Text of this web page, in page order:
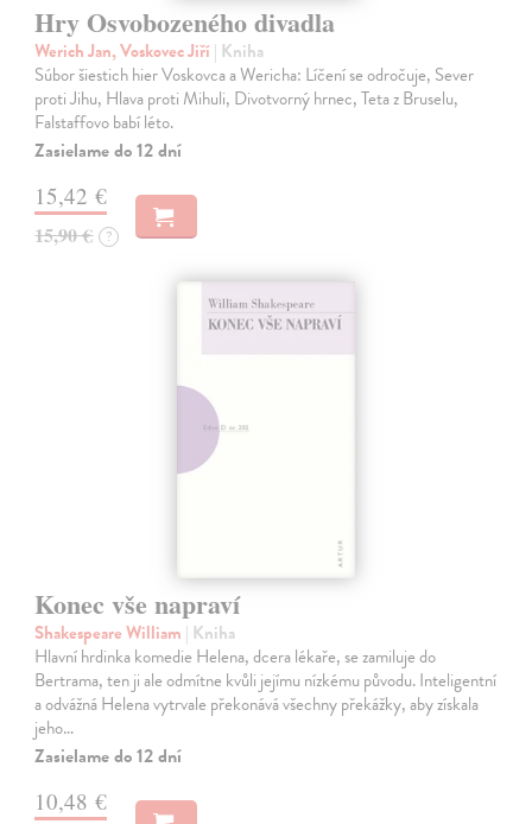
Hry Osvobozeného divadla
Werich Jan, Voskovec Jiří | Kniha
Súbor šiestich hier Voskovca a Wericha: Líčení se odročuje, Sever
proti Jihu, Hlava proti Mihuli, Divotvorný hrnec, Teta z Bruselu,
Falstaffovo babí léto.
Zasielame do 12 dní
15,42 €
15,90 € ?
Konec vše napraví
Shakespeare William | Kniha
Hlavní hrdinka komedie Helena, dcera lékaře, se zamiluje do
Bertrama, ten ji ale odmítne kvůli jejímu nízkému původu. Inteligentní
a odvážná Helena vytrvale překonává všechny překážky, aby získala
jeho…
Zasielame do 12 dní
10,48 €